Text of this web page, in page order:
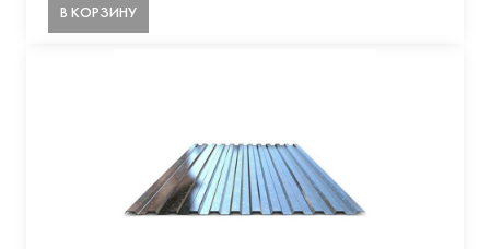
В КОРЗИНУ